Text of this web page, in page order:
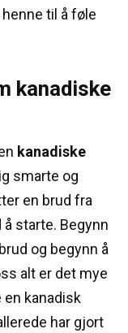
til å føle
kanadiske
kanadiske
smarte og
en brud fra
å starte. Begynn
og begynn å
alt er det mye
en kanadisk
har gjort